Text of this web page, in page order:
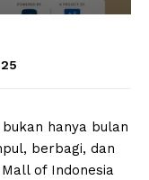
hanya bulan
berbagi, dan
of Indonesia